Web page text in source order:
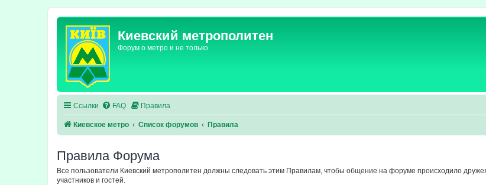
Киевский метрополитен
Форум о метро и не только
Ссылки FAQ Правила
Киевское метро Список форумов Правила
Правила Форума
Все пользователи Киевский метрополитен должны следовать этим Правилам, чтобы общение на форуме происходило
участников и гостей.